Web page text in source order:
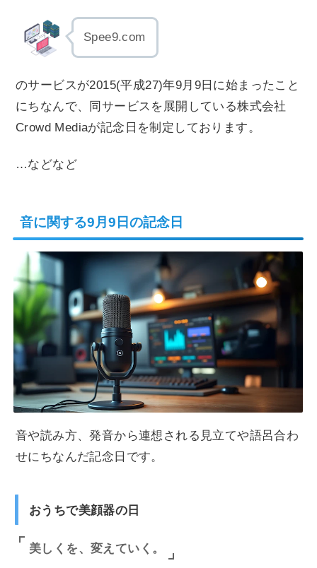
Spee9.com
のサービスが2015(平成27)年9月9日に始まったこと
にちなんで、同サービスを展開している株式会社
Crowd Mediaが記念日を制定しております。
…などなど
音に関する9月9日の記念日
音や読み方、発音から連想される見立てや語呂合わ
せにちなんだ記念日です。
おうちで美顔器の日
美しくを、変えていく。